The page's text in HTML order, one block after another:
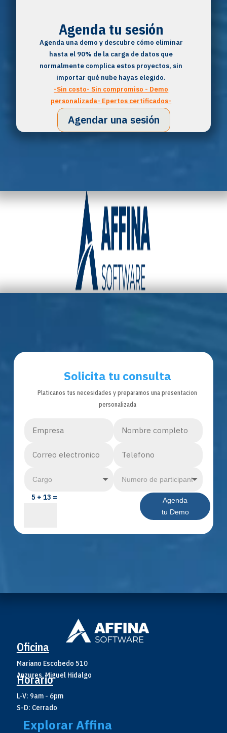
Agenda tu sesión
Agenda una demo y descubre cómo eliminar
hasta el 90% de la carga de datos que
normalmente complica estos proyectos, sin
importar qué nube hayas elegido.
-Sin costo- Sin compromiso - Demo
personalizada- Epertos certificados-
Agendar una sesión
Solicita tu consulta
Platicanos tus necesidades y preparamos una presentacion
personalizada
5 + 13
Agenda
tu Demo
Oficina
Mariano Escobedo 510
Anzures, Miguel Hidalgo
Horario
L-V: 9am - 6pm
S-D: Cerrado
Explorar Affina